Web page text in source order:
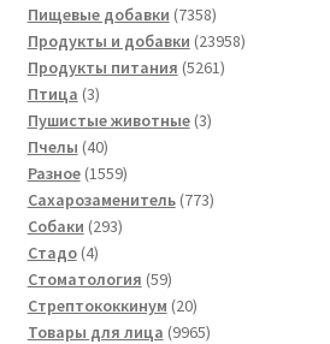
товаров
Пищевые добавки 73587358
товаров
Продукты и добавки 2395823958
Продукты питания 52615261
Птица 33
товара
Пушистые животные 33
Пчелы 4040
товаров
Разное 15591559
товаров
Сахарозаменитель 773773
Собаки 293293
Стадо 44
товара
Стоматология 5959
товаров
Стрептококкинум 2020
товаров
Товары для лица 99659965